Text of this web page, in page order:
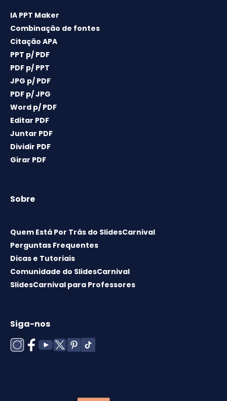
IA PPT Maker
Combinação de fontes
Citação APA
PPT p/ PDF
PDF p/ PPT
JPG p/ PDF
PDF p/ JPG
Word p/ PDF
Editar PDF
Juntar PDF
Dividir PDF
Girar PDF
Sobre
Quem Está Por Trás do SlidesCarnival
Perguntas Frequentes
Dicas e Tutoriais
Comunidade do SlidesCarnival
SlidesCarnival para Professores
Siga-nos